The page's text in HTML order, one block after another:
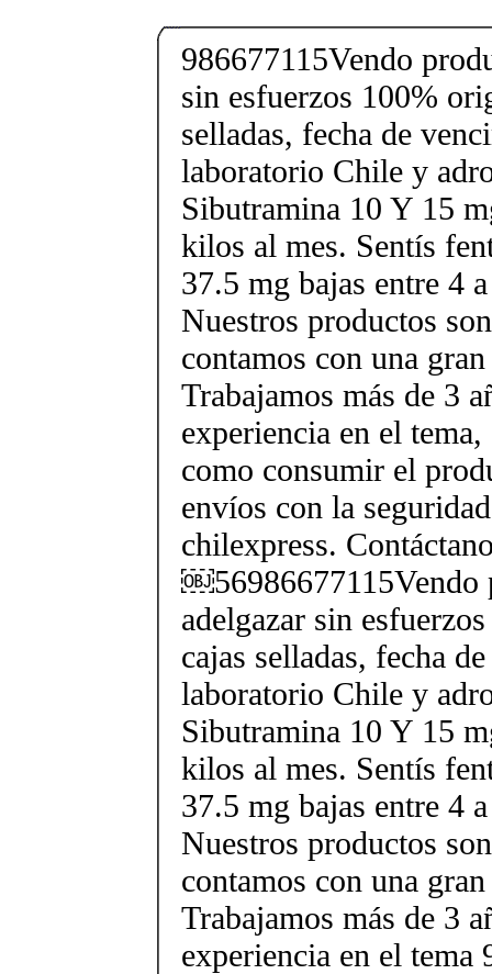
986677115Vendo
sin esfuerzos 100%
selladas, fecha de
laboratorio Chile y
Sibutramina 10 Y 15
kilos al mes. Sentís
37.5 mg bajas entre 4
Nuestros productos
contamos con una
Trabajamos más de 3
experiencia en el
como consumir el
envíos con la
chilexpress.
￼56986677115Vendo
adelgazar sin
cajas selladas, fecha
laboratorio Chile y
Sibutramina 10 Y 15
kilos al mes. Sentís
37.5 mg bajas entre 4
Nuestros productos
contamos con una
Trabajamos más de 3
experiencia en el tema